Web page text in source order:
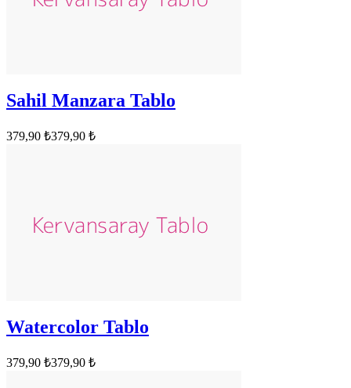
Sahil Manzara Tablo
379,90 ₺379,90 ₺
Watercolor Tablo
379,90 ₺379,90 ₺